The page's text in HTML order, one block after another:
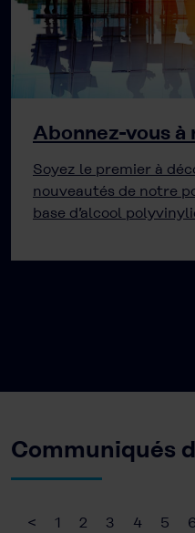
Abonnez-vous
Soyez le premier à
nouveautés de notre
base d’alcool
Communiqués
< 1 2 3 4 5 6